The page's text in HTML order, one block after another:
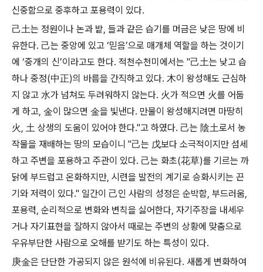
신중함으로 중후하고 포용력이 있다.
己土는 정원이나 논과 밭, 들과 같은 습기를 머금은 낮은 땅에 비
유한다. 己는 중앙에 있고 ‘믿음’으로 매개체 역할을 하는 것이기
에 ‘중개의 신’이라고도 한다. 적천수천미에서는 "己土는 낮고 습
하나 중정(中正)의 바름을 간직하고 있다. 木이 왕성해도 근심하
지 않고 水가 넘쳐도 두려워하지 않는다. 火가 적으면 火를 어둡
게 하고, 金이 많으면 金을 빛낸다. 만물이 왕성해지려면 마땅히
火, 土 상생의 도움이 있어야 한다."고 하였다. 己는 陰土로서 농
작물을 재배하는 땅의 모습이니 "己는 戊보다 소극적이지만 섬세
하고 주변을 포용하고 주관이 있다. 己는 화초(花草)를 기르는 까
닭에 부드럽고 온화하지만, 시련을 발전의 계기로 승화시키는 끈
기와 저력이 있다." 일간이 己인 사람의 성정은 순박함, 부드러움,
포용력, 순리적으로 변화와 변칙을 싫어한다, 자기주장을 내세우
거나 자기표현을 잘하지 않아서 때로는 주변의 상황에 맞춤으로
우유부단한 사람으로 오해를 받기도 하는 특성이 있다.
庚金은 단단한 가공되지 않은 원석에 비유된다. 새롭게 변화하여